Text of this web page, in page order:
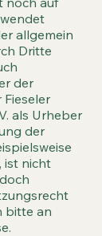
allgemein
Dritte
der
Fieseler
als Urheber
der
ist nicht
bitte an